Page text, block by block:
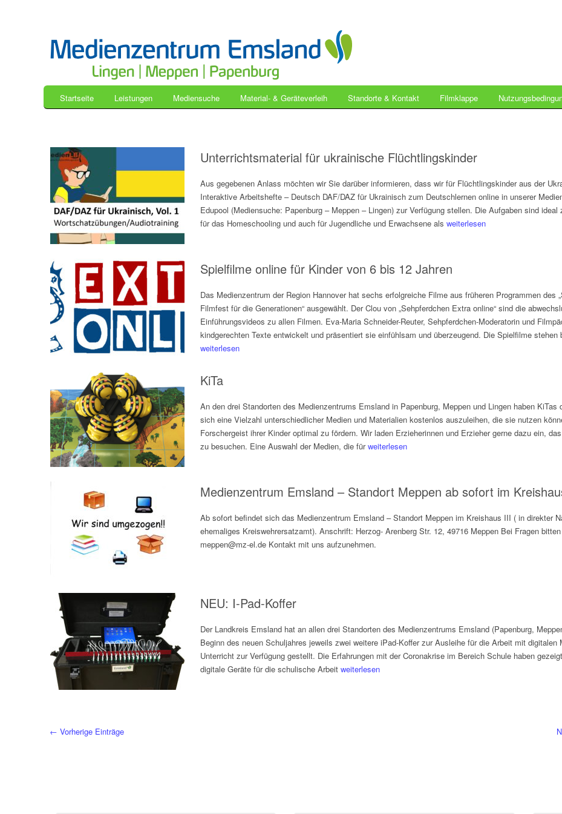
Startseite Leistungen Mediensuche Material- & Geräteverleih Standorte & Kontakt Filmklappe
Unterrichtsmaterial für ukrainische Flüchtlingskinder
Aus gegebenen Anlass möchten wir Sie darüber informieren, dass wir für Flüchtlingskinder aus der
Interaktive Arbeitshefte – Deutsch DAF/DAZ für Ukrainisch zum Deutschlernen online in unserer
Edupool (Mediensuche: Papenburg – Meppen – Lingen) zur Verfügung stellen. Die Aufgaben sind ideal
für das Homeschooling und auch für Jugendliche und Erwachsene als weiterlesen
Spielfilme online für Kinder von 6 bis 12 Jahren
Das Medienzentrum der Region Hannover hat sechs erfolgreiche Filme aus früheren Programmen des
Filmfest für die Generationen“ ausgewählt. Der Clou von „Sehpferdchen Extra online“ sind die
Einführungsvideos zu allen Filmen. Eva-Maria Schneider-Reuter, Sehpferdchen-Moderatorin und
kindgerechten Texte entwickelt und präsentiert sie einfühlsam und überzeugend. Die Spielfilme stehen
weiterlesen
KiTa
An den drei Standorten des Medienzentrums Emsland in Papenburg, Meppen und Lingen haben KiTas
sich eine Vielzahl unterschiedlicher Medien und Materialien kostenlos auszuleihen, die sie nutzen
Forschergeist ihrer Kinder optimal zu fördern. Wir laden Erzieherinnen und Erzieher gerne dazu ein,
zu besuchen. Eine Auswahl der Medien, die fürweiterlesen
Medienzentrum Emsland – Standort Meppen ab sofort im
Ab sofort befindet sich das Medienzentrum Emsland – Standort Meppen im Kreishaus III ( in direkter
ehemaliges Kreiswehrersatzamt). Anschrift: Herzog- Arenberg Str. 12, 49716 Meppen Bei Fragen
meppen@mz-el.de Kontakt mit uns aufzunehmen.
NEU: I-Pad-Koffer
Der Landkreis Emsland hat an allen drei Standorten des Medienzentrums Emsland (Papenburg,
Beginn des neuen Schuljahres jeweils zwei weitere iPad-Koffer zur Ausleihe für die Arbeit mit digitalen
Unterricht zur Verfügung gestellt. Die Erfahrungen mit der Coronakrise im Bereich Schule haben
digitale Geräte für die schulische Arbeit weiterlesen
← Vorherige Einträge